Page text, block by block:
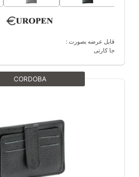
قابل عرضه بصورت :
جا کارتی
CORDOBA